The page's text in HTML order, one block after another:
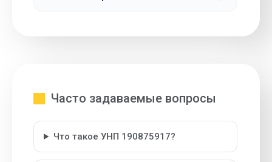
Часто задаваемые вопросы
Что такое УНП 190875917?